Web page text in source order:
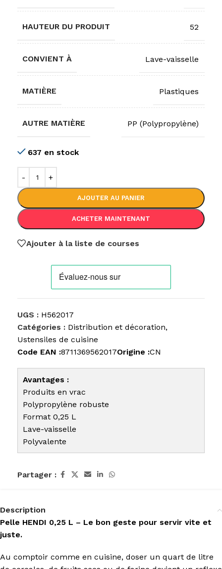
HAUTEUR DU PRODUIT 52
CONVIENT À Lave-vaisselle
MATIÈRE Plastiques
AUTRE MATIÈRE PP (Polypropylène)
637 en stock
AJOUTER AU PANIER
ACHETER MAINTENANT
Ajouter à la liste de courses
UGS : H562017
Catégories : Distribution et décoration,
Ustensiles de cuisine
Code EAN :8711369562017Origine :CN
Avantages :
Produits en vrac
Polypropylène robuste
Format 0,25 L
Lave-vaisselle
Polyvalente
Partager :
Description
Pelle HENDI 0,25 L – Le bon geste pour servir vite et
juste.
Au comptoir comme en cuisine, doser un quart de litre